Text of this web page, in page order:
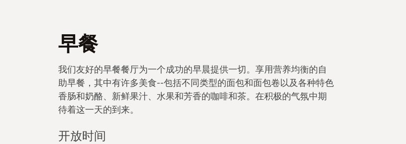
早餐
我们友好的早餐餐厅为一个成功的早晨提供一切。享用营养均衡的自
助早餐，其中有许多美食--包括不同类型的面包和面包卷以及各种特色
香肠和奶酪、新鲜果汁、水果和芳香的咖啡和茶。在积极的气氛中期
待着这一天的到来。
开放时间